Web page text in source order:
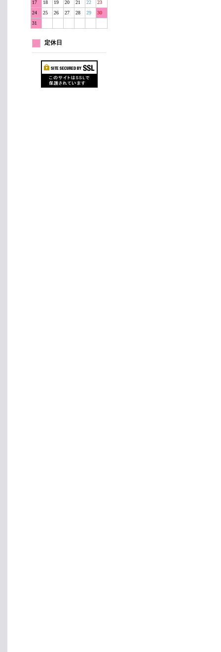
17 18 19 20 21 22
23
24
25 26 27 28 29
30
31
定休日